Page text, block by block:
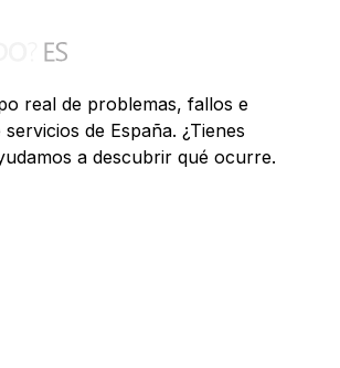
real de problemas, fallos e
de España. ¿Tienes
a descubrir qué ocurre.